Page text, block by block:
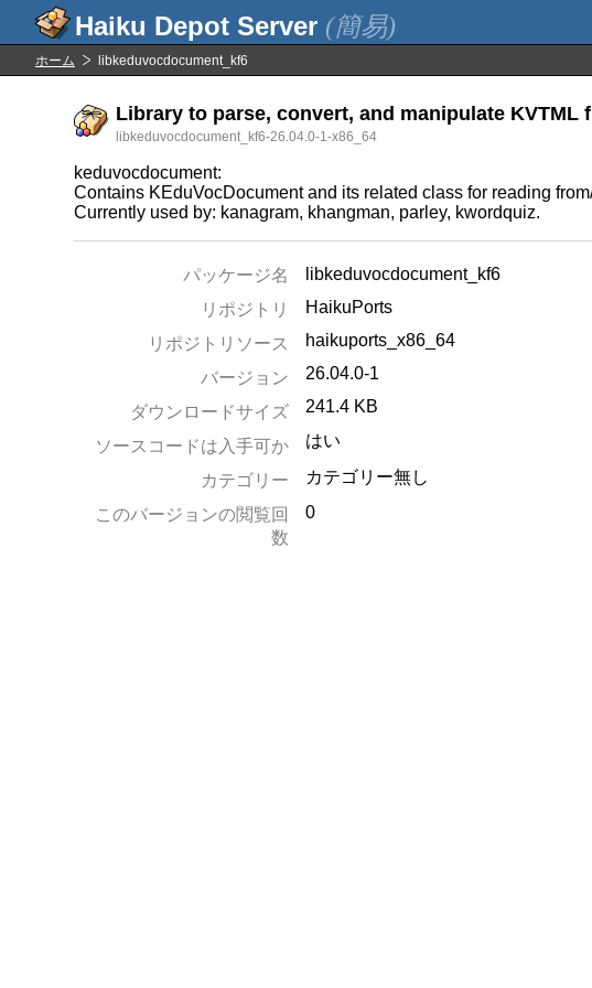
(簡易)
ホーム libkeduvocdocument_kf6
Library to parse, convert, and manipulate KVTML
libkeduvocdocument_kf6-26.04.0-1-x86_64
keduvocdocument:
Contains KEduVocDocument and its related class for reading
Currently used by: kanagram, khangman, parley, kwordquiz.
パッケージ名
libkeduvocdocument_kf6
リポジトリ
HaikuPorts
リポジトリソース
haikuports_x86_64
バージョン
26.04.0-1
ダウンロードサイズ 241.4 KB
ソースコードは入手可か はい
カテゴリー
カテゴリー無し
このバージョンの閲覧回
数
0